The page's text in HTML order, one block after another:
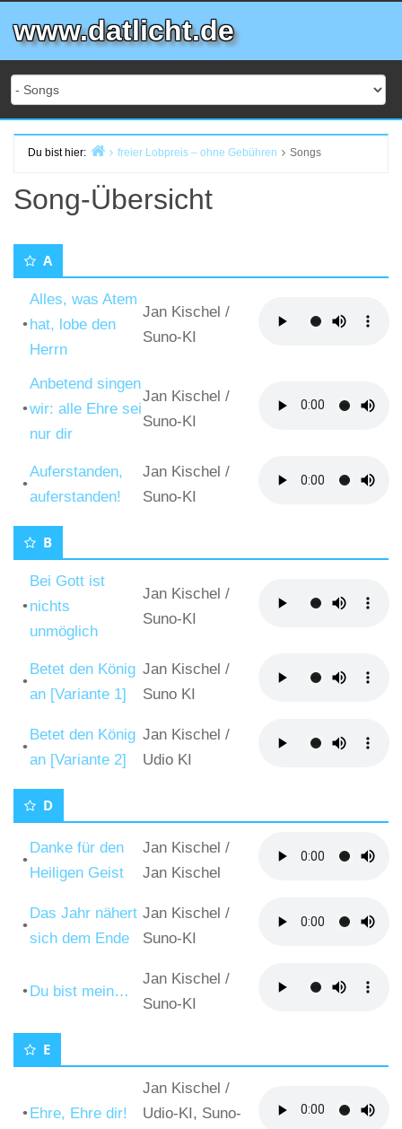
Inhalt
springen
www.datlicht.de
Du bist hier:
freier Lobpreis – ohne Gebühren Songs
Song-Übersicht
A
•
Alles, was Atem
hat, lobe den
Herrn
Jan Kischel /
Suno-KI
•
Anbetend singen
wir: alle Ehre sei
nur dir
Jan Kischel /
Suno-KI
•
Auferstanden,
auferstanden!
Jan Kischel /
Suno-KI
B
•
Bei Gott ist
nichts
unmöglich
Jan Kischel /
Suno-KI
•
Betet den König
an [Variante 1]
Jan Kischel /
Suno KI
•
Betet den König
an [Variante 2]
Jan Kischel /
Udio KI
D
•
Danke für den
Heiligen Geist
Jan Kischel /
Jan Kischel
•
Das Jahr nähert
sich dem Ende
Jan Kischel /
Suno-KI
•Du bist mein…
Jan Kischel /
Suno-KI
E
•Ehre, Ehre dir!
Jan Kischel /
Udio-KI, Suno-